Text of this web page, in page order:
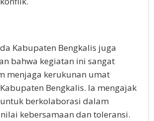
Kabupaten Bengkalis juga
bahwa kegiatan ini sangat
menjaga kerukunan umat
Bengkalis. Ia mengajak
berkolaborasi dalam
kebersamaan dan toleransi.